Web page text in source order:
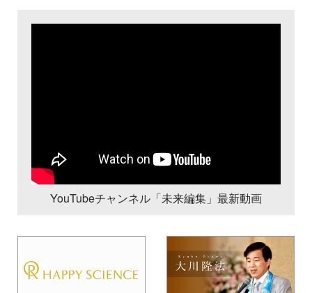
YouTubeチャンネル「未来編集」最新動画